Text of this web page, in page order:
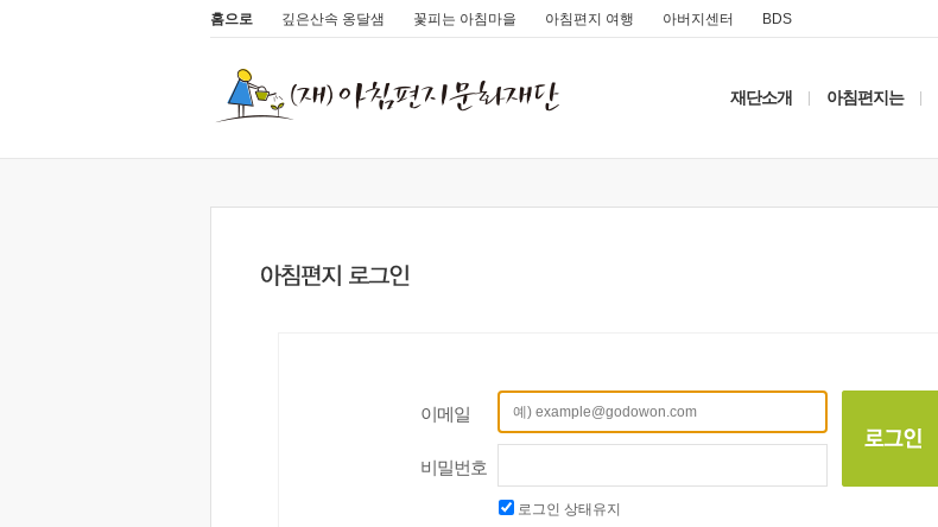
홈으로 깊은산속 옹달샘 꽃피는 아침마을 아침편지 여행 아버지센터 BDS
재단소개 아침편지는
이메일
비밀번호
로그인 상태유지